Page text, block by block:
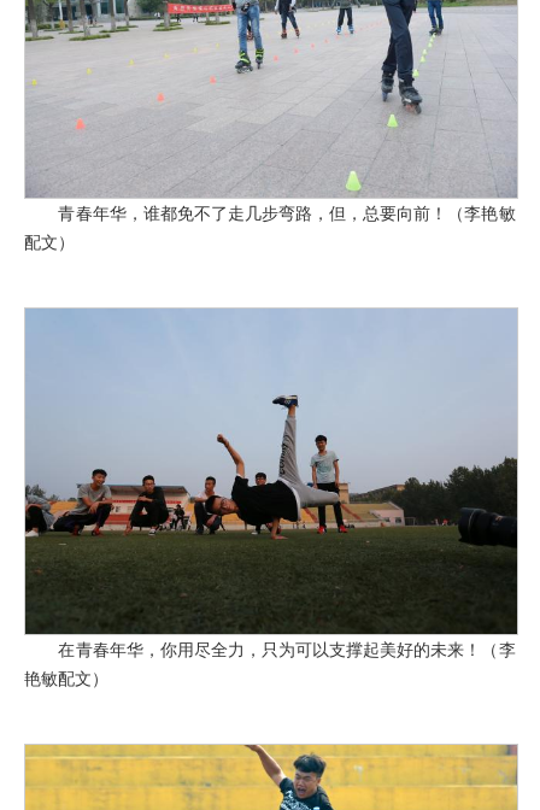
青春年华，谁都免不了走几步弯路，但，总要向前！（李艳敏
配文）
在青春年华，你用尽全力，只为可以支撑起美好的未来！（李
艳敏配文）